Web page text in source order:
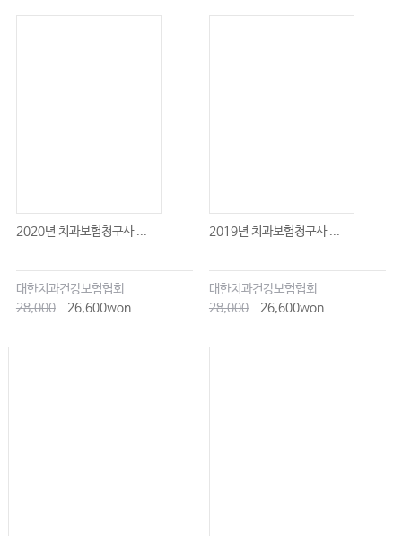
2020년 치과보험청구사 ...
대한치과건강보험협회
28,000
26,600won
2019년 치과보험청구사 ...
대한치과건강보험협회
28,000
26,600won